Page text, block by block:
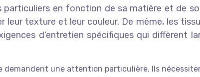
en fonction de sa matière et de
texture et leur couleur. De même, les
d’entretien spécifiques qui diffèrent
demandent une attention particulière. Ils